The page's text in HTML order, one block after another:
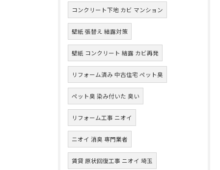
コンクリート下地 カビ マンション
壁紙 張替え 結露対策
壁紙 コンクリート 結露 カビ再発
リフォーム済み 中古住宅 ペット臭
ペット臭 染み付いた 臭い
リフォーム工事 ニオイ
ニオイ 消臭 専門業者
賃貸 原状回復工事 ニオイ 埼玉